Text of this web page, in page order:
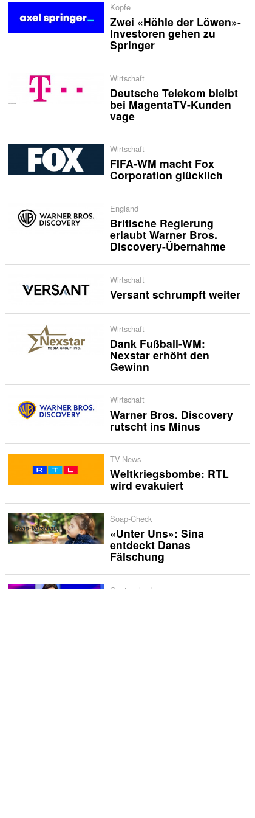
Köpfe
Zwei «Höhle der Löwen»-
Investoren gehen zu
Springer
Wirtschaft
Deutsche Telekom bleibt
bei MagentaTV-Kunden
vage
Wirtschaft
FIFA-WM macht Fox
Corporation glücklich
England
Britische Regierung
erlaubt Warner Bros.
Discovery-Übernahme
Wirtschaft
Versant schrumpft weiter
Wirtschaft
Dank Fußball-WM:
Nexstar erhöht den
Gewinn
Wirtschaft
Warner Bros. Discovery
rutscht ins Minus
TV-News
Weltkriegsbombe: RTL
wird evakuiert
Soap-Check
«Unter Uns»: Sina
entdeckt Danas
Fälschung
Quotencheck